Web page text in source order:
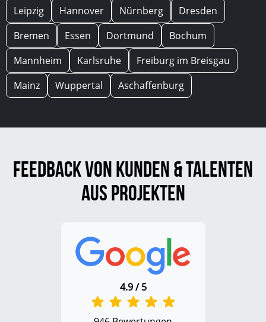
Leipzig
Hannover Nürnberg
Dresden
Bremen
Essen Dortmund
Bochum
Mannheim
Karlsruhe
Freiburg im Breisgau
Mainz
Wuppertal Aschaffenburg
Feedback von Kunden & Talenten
aus Projekten
4.9 / 5